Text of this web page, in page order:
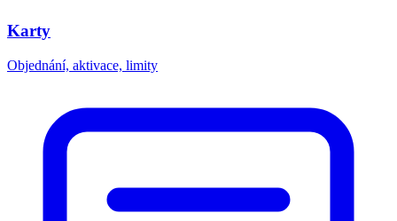
Karty
Objednání, aktivace, limity